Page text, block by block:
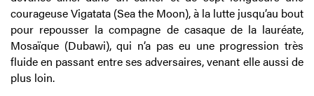
courageuse Vigatata (Sea the Moon), à la lutte jusqu’au bout
pour repousser la compagne de casaque de la lauréate,
Mosaïque (Dubawi), qui n’a pas eu une progression très
fluide en passant entre ses adversaires, venant elle aussi de
plus loin.